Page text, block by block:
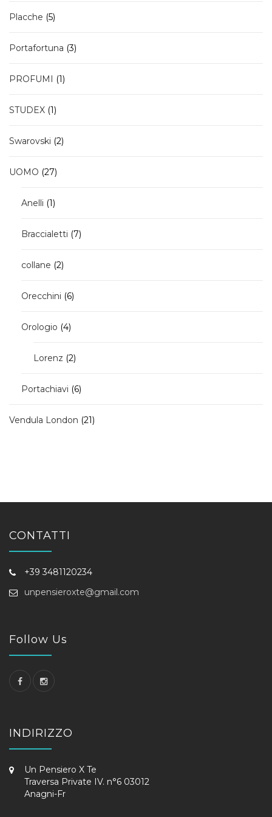
Placche 55
Portafortuna 33
PROFUMI
11
STUDEX 11
Swarovski 22
UOMO 2727
Anelli 11
Braccialetti 77
collane 22
Orecchini
66
Orologio 44
Lorenz 22
Portachiavi
66
Vendula London 2121
CONTATTI
+39 3481120234
unpensieroxte@gmail.com
Follow Us
INDIRIZZO
Un Pensiero X Te
Traversa Private IV. n°6 03012
Anagni-Fr